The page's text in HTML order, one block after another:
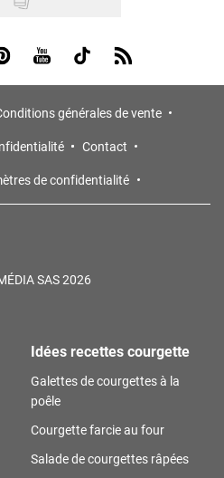
Instagram
us on Pinterest
Visit us on Youtube
Visit us on Tiktok
Visit us on Rss
générales de vente
Contact
de confidentialité
SAS 2026
Idées recettes courgette
Galettes de courgettes à la
poêle
Courgette farcie au four
Salade de courgettes râpées